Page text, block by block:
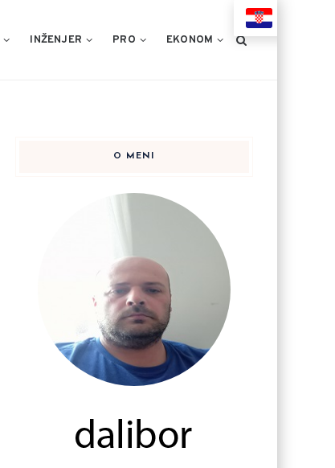
INŽENJER PRO EKONOM
O MENI